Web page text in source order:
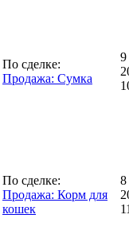
По сделке:
Продажа: Сумка
9
По сделке:
Продажа: Корм для
кошек
8